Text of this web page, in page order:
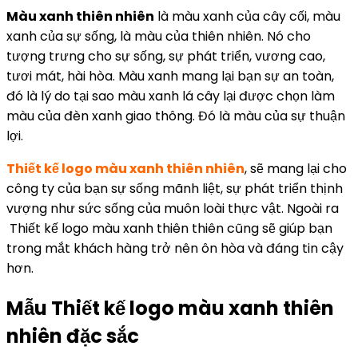
Màu xanh thiên nhiên là màu xanh của cây cối, màu
xanh của sự sống, là màu của thiên nhiên. Nó cho
tượng trưng cho sự sống, sự phát triển, vương cao,
tươi mát, hài hòa. Màu xanh mang lại bạn sự an toàn,
đó là lý do tại sao màu xanh lá cây lại được chọn làm
màu của đèn xanh giao thông. Đó là màu của sự thuận
lợi.
Thiết kế logo màu xanh thiên nhiên, sẽ mang lại cho
công ty của bạn sự sống mãnh liệt, sự phát triển thịnh
vượng như sức sống của muôn loài thực vật. Ngoài ra
Thiết kế logo màu xanh thiên thiên cũng sẽ giúp bạn
trong mắt khách hàng trở nên ôn hòa và đáng tin cậy
hơn.
Mẫu Thiết kế logo màu xanh thiên
nhiên đặc sắc